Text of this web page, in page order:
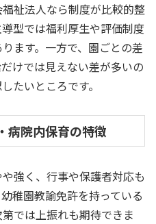
祉法人なら制度が比較的整
型では福利厚生や評価制度
ます。一方で、園ごとの差
けでは見えない差が多いの
たいところです。
病院内保育の特徴
強く、行事や保護者対応も
稚園教諭免許を持っている
では上振れも期待できま